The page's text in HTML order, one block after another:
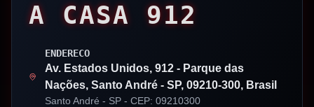
A CASA 912
ENDERECO
Av. Estados Unidos, 912 - Parque das
Nações, Santo André - SP, 09210-300, Brasil
Santo André - SP - CEP: 09210300